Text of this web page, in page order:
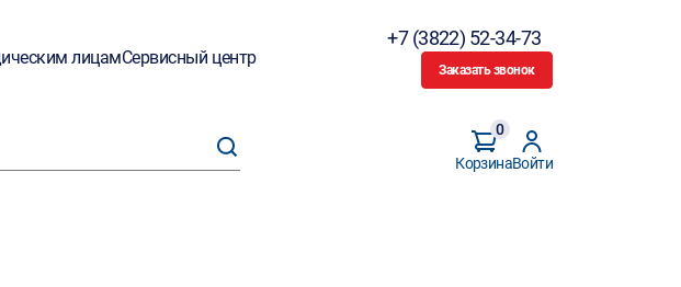
лицамСервисный центр
+7 (3822) 52-34-73
Заказать звонок
Корзина
0
Войти